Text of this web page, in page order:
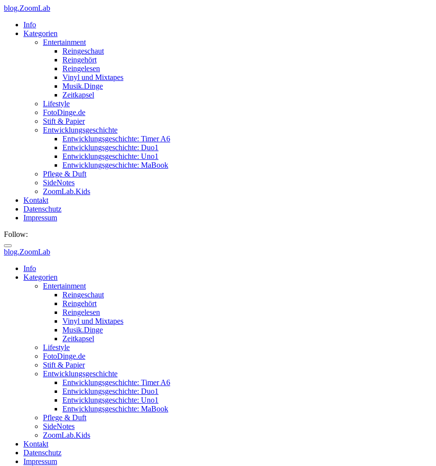
blog.ZoomLab
Info
Kategorien
Entertainment
Reingeschaut
Reingehört
Reingelesen
Vinyl und Mixtapes
Musik.Dinge
Zeitkapsel
Lifestyle
FotoDinge.de
Stift & Papier
Entwicklungsgeschichte
Entwicklungsgeschichte: Timer A6
Entwicklungsgeschichte: Duo1
Entwicklungsgeschichte: Uno1
Entwicklungsgeschichte: MaBook
Pflege & Duft
SideNotes
ZoomLab.Kids
Kontakt
Datenschutz
Impressum
Follow:
blog.ZoomLab
Info
Kategorien
Entertainment
Reingeschaut
Reingehört
Reingelesen
Vinyl und Mixtapes
Musik.Dinge
Zeitkapsel
Lifestyle
FotoDinge.de
Stift & Papier
Entwicklungsgeschichte
Entwicklungsgeschichte: Timer A6
Entwicklungsgeschichte: Duo1
Entwicklungsgeschichte: Uno1
Entwicklungsgeschichte: MaBook
Pflege & Duft
SideNotes
ZoomLab.Kids
Kontakt
Datenschutz
Impressum